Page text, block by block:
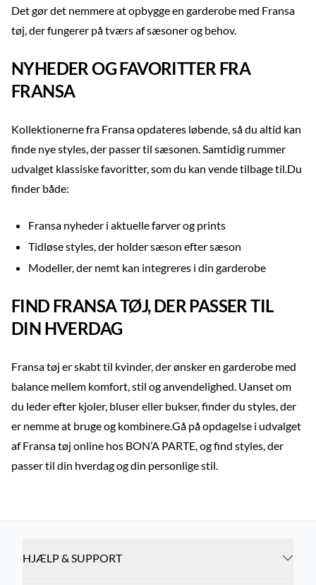
Det gør det nemmere at opbygge en garderobe med Fransa
tøj, der fungerer på tværs af sæsoner og behov.
NYHEDER OG FAVORITTER FRA
FRANSA
Kollektionerne fra Fransa opdateres løbende, så du altid kan
finde nye styles, der passer til sæsonen. Samtidig rummer
udvalget klassiske favoritter, som du kan vende tilbage til.Du
finder både:
Fransa nyheder i aktuelle farver og prints
Tidløse styles, der holder sæson efter sæson
Modeller, der nemt kan integreres i din garderobe
FIND FRANSA TØJ, DER PASSER TIL
DIN HVERDAG
Fransa tøj er skabt til kvinder, der ønsker en garderobe med
balance mellem komfort, stil og anvendelighed. Uanset om
du leder efter kjoler, bluser eller bukser, finder du styles, der
er nemme at bruge og kombinere.Gå på opdagelse i udvalget
af Fransa tøj online hos BON’A PARTE, og find styles, der
passer til din hverdag og din personlige stil.
HJÆLP & SUPPORT